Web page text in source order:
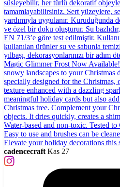
cadencecraft Kas 27